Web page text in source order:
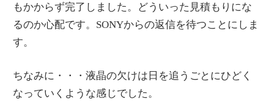
もかからず完了しました。どういった見積もりにな
るのか心配です。SONYからの返信を待つことにしま
す。
ちなみに・・・液晶の欠けは日を追うごとにひどく
なっていくような感じでした。